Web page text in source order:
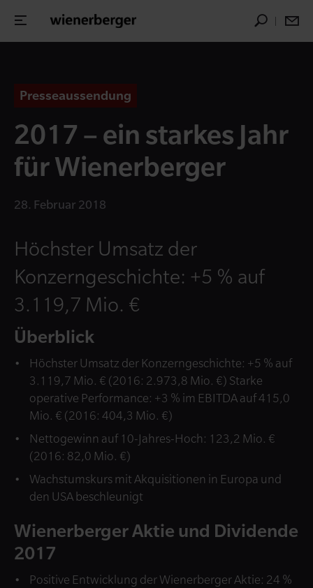
Presseaussendung
2017 – ein starkes Jahr
für Wienerberger
28. Februar 2018
Höchster Umsatz der
Konzerngeschichte: +5 % auf
3.119,7 Mio. €
Überblick
Höchster Umsatz der Konzerngeschichte: +5 % auf
3.119,7 Mio. € (2016: 2.973,8 Mio. €) Starke
operative Performance: +3 % im EBITDA auf 415,0
Mio. € (2016: 404,3 Mio. €)
Nettogewinn auf 10-Jahres-Hoch: 123,2 Mio. €
(2016: 82,0 Mio. €)
Wachstumskurs mit Akquisitionen in Europa und
den USA beschleunigt
Wienerberger Aktie und Dividende
2017
Positive Entwicklung der Wienerberger Aktie: 24 %